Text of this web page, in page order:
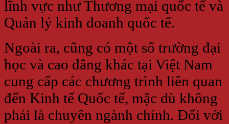
lĩnh vực như Thương mại quốc tế và
Quản lý kinh doanh quốc tế.
Ngoài ra, cũng có một số trường đại
học và cao đẳng khác tại Việt Nam
cung cấp các chương trình liên quan
đến Kinh tế Quốc tế, mặc dù không
phải là chuyên ngành chính. Đối với